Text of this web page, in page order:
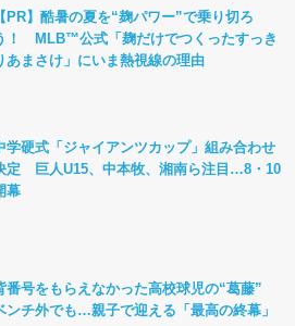
【PR】酷暑の夏を“麹パワー”で乗り切ろ
！ MLB™公式「麹だけでつくったすっき
あまさけ」にいま熱視線の理由
学硬式「ジャイアンツカップ」組み合わせ
定 巨人U15、中本牧、湘南ら注目…8・10
幕
番号をもらえなかった高校球児の“葛藤”
ンチ外でも…親子で迎える「最高の終幕」